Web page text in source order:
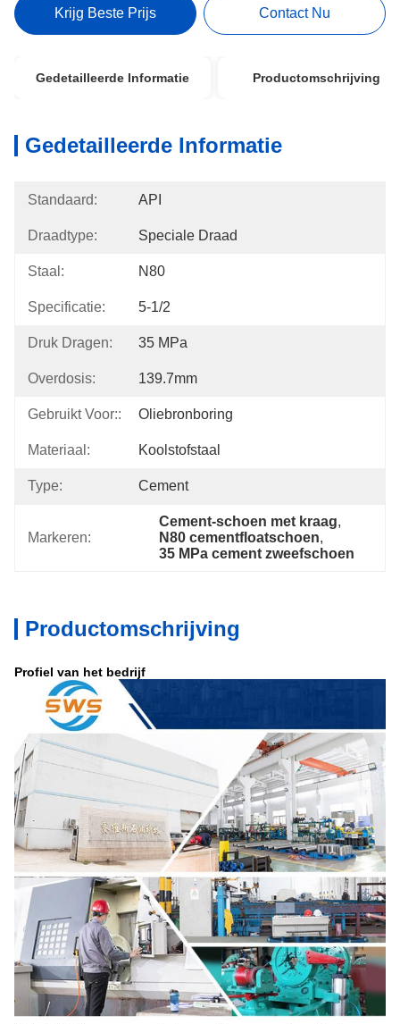
Krijg Beste Prijs Contact Nu
Gedetailleerde Informatie Productomschrijving
Gedetailleerde Informatie
Standaard: API
Draadtype: Speciale Draad
Staal: N80
Specificatie: 5-1/2
Druk Dragen: 35 MPa
Overdosis: 139.7mm
Gebruikt Voor:: Oliebronboring
Materiaal: Koolstofstaal
Type: Cement
Markeren:
Cement-schoen met kraag,
N80 cementfloatschoen,
35 MPa cement zweefschoen
Productomschrijving
Profiel van het bedrijf